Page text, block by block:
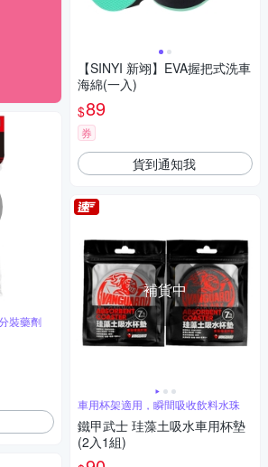
裝藥劑
【SINYI 新翊】EVA握把式洗車
海綿(一入)
$89
券
貨到通知我
補貨中
車用杯架適用，瞬間吸收飲料水珠
鐵甲武士 珪藻土吸水車用杯墊
(2入1組)